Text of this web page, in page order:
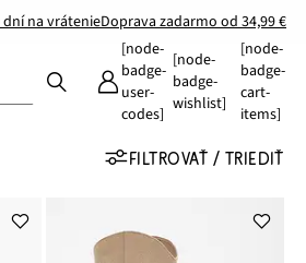
dní na vrátenieDoprava zadarmo od 34,99 €
[node-
badge-
user-
codes]
[node-
badge-
wishlist]
[node-
badge-
cart-
items]
FILTROVAŤ / TRIEDIŤ